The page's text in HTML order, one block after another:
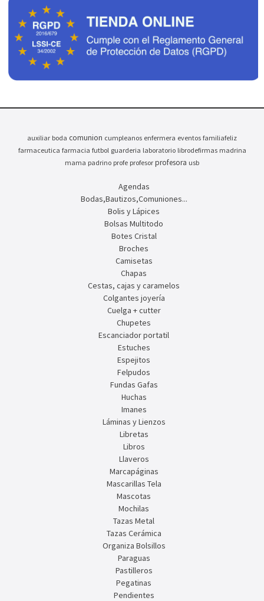
auxiliar boda comunion cumpleanos enfermera eventos familiafeliz
farmaceutica farmacia futbol guarderia laboratorio librodefirmas madrina
mama padrino profe profesor profesora usb
Agendas
Bodas,Bautizos,Comuniones...
Bolis y Lápices
Bolsas Multitodo
Botes Cristal
Broches
Camisetas
Chapas
Cestas, cajas y caramelos
Colgantes joyería
Cuelga + cutter
Chupetes
Escanciador portatil
Estuches
Espejitos
Felpudos
Fundas Gafas
Huchas
Imanes
Láminas y Lienzos
Libretas
Libros
Llaveros
Marcapáginas
Mascarillas Tela
Mascotas
Mochilas
Tazas Metal
Tazas Cerámica
Organiza Bolsillos
Paraguas
Pastilleros
Pegatinas
Pendientes